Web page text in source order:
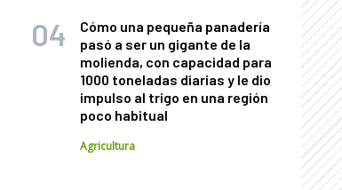
Cómo una pequeña panadería
pasó a ser un gigante de la
molienda, con capacidad para
1000 toneladas diarias y le dio
impulso al trigo en una región
poco habitual
Agricultura